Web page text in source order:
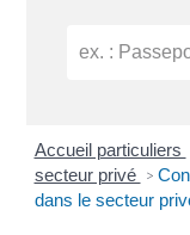
Accueil particuliers
secteur privé >
dans le secteur